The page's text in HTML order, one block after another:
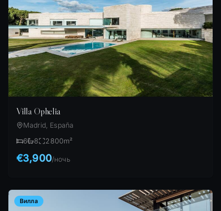
Villa Ophelia
Madrid, España
6
8 2800m²
€3,900/ночь
Вилла